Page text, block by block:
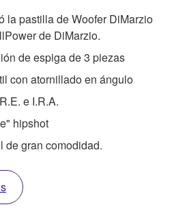
la pastilla de Woofer DiMarzio
de DiMarzio.
de espiga de 3 piezas
con atornillado en ángulo
e I.R.A.
hipshot
de gran comodidad.